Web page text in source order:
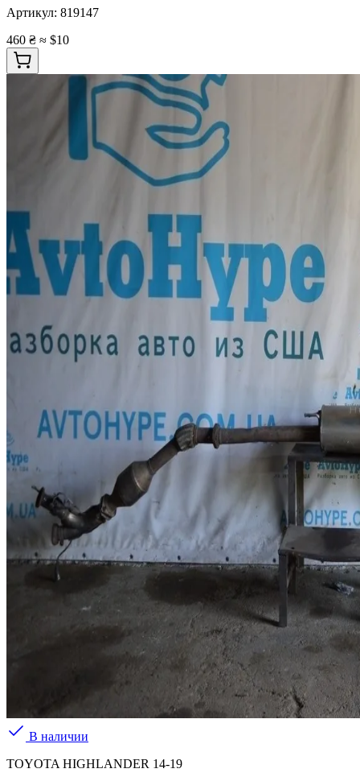
Артикул: 819147
460 ₴ ≈ $10
В наличии
TOYOTA HIGHLANDER 14-19